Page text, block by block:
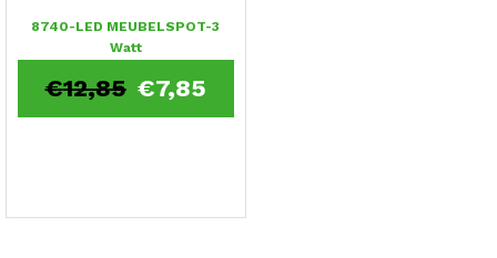
8740-LED MEUBELSPOT-3
Watt
€7,85
€12,85